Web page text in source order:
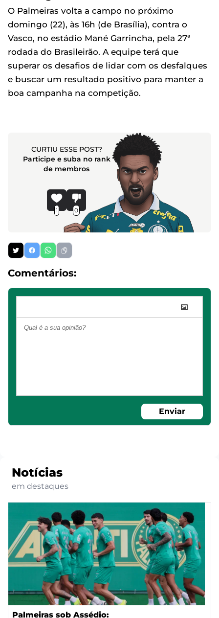
O Palmeiras volta a campo no próximo
domingo (22), às 16h (de Brasília), contra o
Vasco, no estádio Mané Garrincha, pela 27ª
rodada do Brasileirão. A equipe terá que
superar os desafios de lidar com os desfalques
e buscar um resultado positivo para manter a
boa campanha na competição.
CURTIU ESSE POST?
Participe e suba no rank
de membros
1 0
Comentários:
Enviar
Notícias
em destaques
Palmeiras sob Assédio: